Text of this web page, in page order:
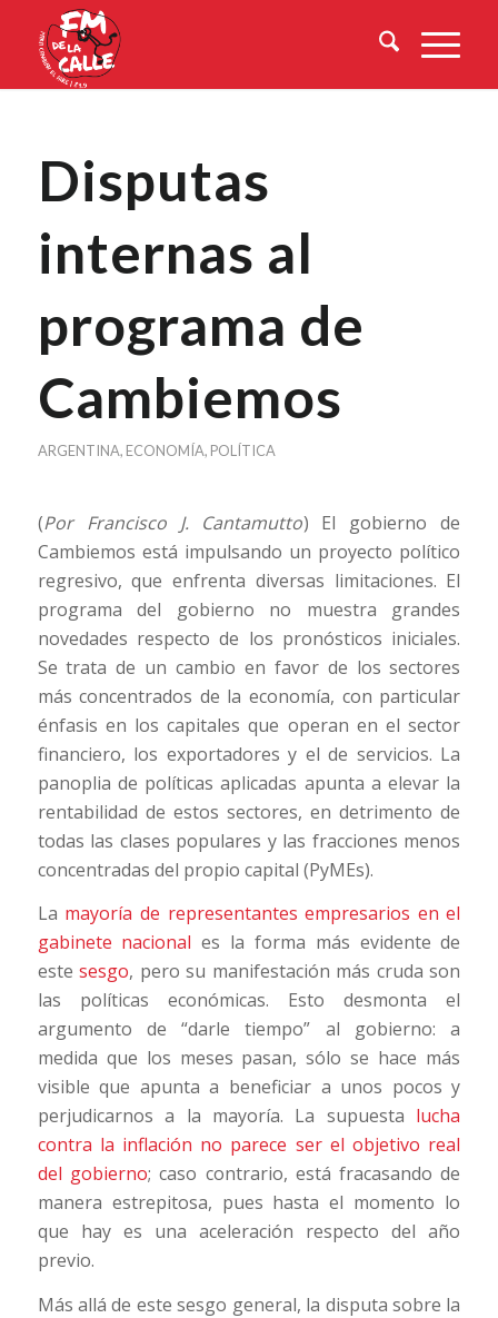
Disputas
internas al
programa de
Cambiemos
ARGENTINA, ECONOMÍA, POLÍTICA
(Por Francisco J. Cantamutto) El gobierno de
Cambiemos está impulsando un proyecto político
regresivo, que enfrenta diversas limitaciones. El
programa del gobierno no muestra grandes
novedades respecto de los pronósticos iniciales.
Se trata de un cambio en favor de los sectores
más concentrados de la economía, con particular
énfasis en los capitales que operan en el sector
financiero, los exportadores y el de servicios. La
panoplia de políticas aplicadas apunta a elevar la
rentabilidad de estos sectores, en detrimento de
todas las clases populares y las fracciones menos
concentradas del propio capital (PyMEs).
La mayoría de representantes empresarios en el
gabinete nacional es la forma más evidente de
estesesgo, pero su manifestación más cruda son
las políticas económicas. Esto desmonta el
argumento de “darle tiempo” al gobierno: a
medida que los meses pasan, sólo se hace más
visible que apunta a beneficiar a unos pocos y
perjudicarnos a la mayoría. La supuesta lucha
contra la inflación no parece ser el objetivo real
del gobierno; caso contrario, está fracasando de
manera estrepitosa, pues hasta el momento lo
que hay es una aceleración respecto del año
previo.
Más allá de este sesgo general, la disputa sobre la